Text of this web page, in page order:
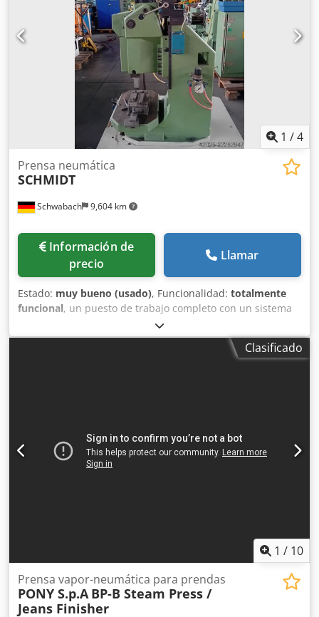
1 /4
Schwabach 9,604 km
Prensa neumática
SCHMIDT
Información de
precio
Llamar
Estado: muy bueno (usado), Funcionalidad: totalmente
funcional, un puesto de trabajo completo con un sistema
neumático integrado. con activación neumática mediante
ambas manos Fuerza: 45 kN Cjdpfxozka Adj Afijrf Carrera:
Clasificado
1 / 10
Prensa vapor-neumática para prendas
PONY S.p.A BP-B Steam Press /
Jeans Finisher